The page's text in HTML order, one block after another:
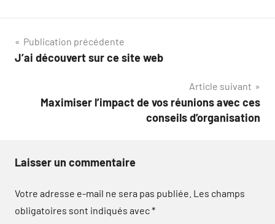
Navigation
de
Publication précédente
J’ai découvert sur ce site web
Article suivant
Maximiser l’impact de vos réunions avec ces
conseils d’organisation
Laisser un commentaire
Votre adresse e-mail ne sera pas publiée. Les champs
obligatoires sont indiqués avec*